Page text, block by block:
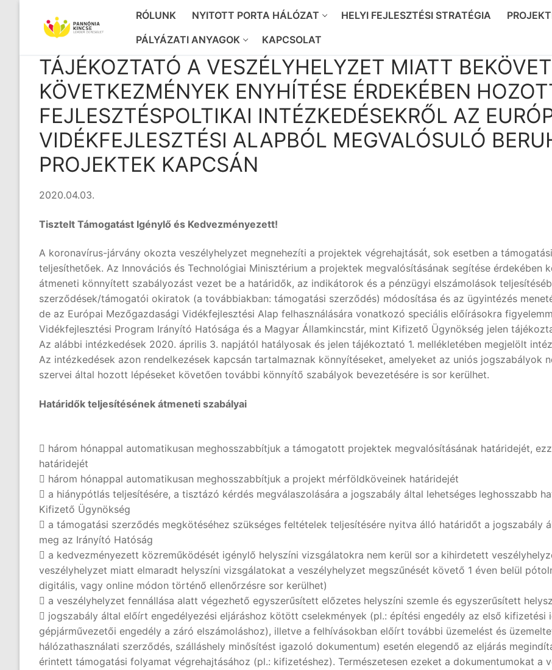
tartalomra
RÓLUNK NYITOTT PORTA HÁLÓZAT HELYI FEJLESZTÉSI STRATÉGIA
PÁLYÁZATI ANYAGOK
KAPCSOLAT
TÁJÉKOZTATÓ A VESZÉLYHELYZET MIATT
KÖVETKEZMÉNYEK ENYHÍTÉSE ÉRDEKÉBEN
FEJLESZTÉSPOLTIKAI INTÉZKEDÉSEKRŐL AZ
VIDÉKFEJLESZTÉSI ALAPBÓL MEGVALÓSULÓ
PROJEKTEK KAPCSÁN
2020.04.03.
Tisztelt Támogatást Igénylő és Kedvezményezett!
A koronavírus-járvány okozta veszélyhelyzet megnehezíti a projektek végrehajtását, sok esetben a
teljesíthetőek. Az Innovációs és Technológiai Minisztérium a projektek megvalósításának segítése
átmeneti könnyített szabályozást vezet be a határidők, az indikátorok és a pénzügyi elszámolások
szerződések/támogatói okiratok (a továbbiakban: támogatási szerződés) módosítása és az ügyintézés
de az Európai Mezőgazdasági Vidékfejlesztési Alap felhasználására vonatkozó speciális előírásokra
Vidékfejlesztési Program Irányító Hatósága és a Magyar Államkincstár, mint Kifizető Ügynökség jelen
Az alábbi intézkedések 2020. április 3. napjától hatályosak és jelen tájékoztató 1. mellékletében megjelölt
Az intézkedések azon rendelkezések kapcsán tartalmaznak könnyítéseket, amelyeket az uniós jogszabályok
szervei által hozott lépéseket követően további könnyítő szabályok bevezetésére is sor kerülhet.
Határidők teljesítésének átmeneti szabályai
 három hónappal automatikusan meghosszabbítjuk a támogatott projektek megvalósításának határidejét,
határidejét
 három hónappal automatikusan meghosszabbítjuk a projekt mérföldköveinek határidejét
 a hiánypótlás teljesítésére, a tisztázó kérdés megválaszolására a jogszabály által lehetséges leghosszabb
Kifizető Ügynökség
 a támogatási szerződés megkötéséhez szükséges feltételek teljesítésére nyitva álló határidőt a jogszabály
meg az Irányító Hatóság
 a kedvezményezett közreműködését igénylő helyszíni vizsgálatokra nem kerül sor a kihirdetett
veszélyhelyzet miatt elmaradt helyszíni vizsgálatokat a veszélyhelyzet megszűnését követő 1 éven belül
digitális, vagy online módon történő ellenőrzésre sor kerülhet)
 a veszélyhelyzet fennállása alatt végezhető egyszerűsített előzetes helyszíni szemle és egyszerűsített
 jogszabály által előírt engedélyezési eljáráshoz kötött cselekmények (pl.: építési engedély az első kifizetési
gépjárművezetői engedély a záró elszámoláshoz), illetve a felhívásokban előírt további üzemelést és
hálózathasználati szerződés, szálláshely minősítést igazoló dokumentum) esetén elegendő az eljárás
érintett támogatási folyamat végrehajtásához (pl.: kifizetéshez). Természetesen ezeket a dokumentumokat a